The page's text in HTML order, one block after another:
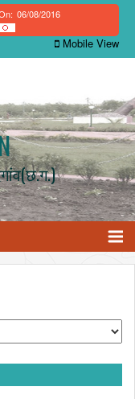
06/08/2016
Mobile View